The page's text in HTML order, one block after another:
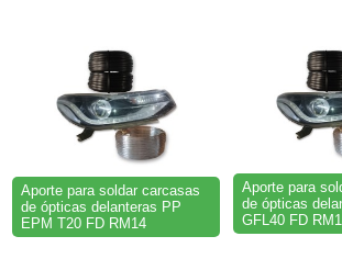
Aporte para soldar carcasas
de ópticas delanteras PP
EPM T20 FD RM14
Aporte para
de ópticas
GFL40 FD